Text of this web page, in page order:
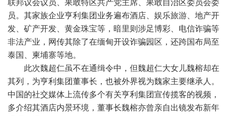
联邦议会议员、果敢特区共产党主席、果敢自治区委员会委
员。其家族企业亨利集团业务遍布酒店、娱乐旅游、地产开
发、矿产开发、黄金珠宝等，暗里则涉足博彩、电信诈骗等
非法产业，网传其除了在缅甸开设诈骗园区，还跨国布局至
泰国、柬埔寨等地。
此次魏超仁虽不在通缉令中，但魏超仁大女儿魏榕却在
其列，为亨利集团董事长，也被外界视为魏家主要继承人。
中国的社交媒体上流传多个有关亨利集团宣传揽客的视频，
多介绍其酒店内景环境，董事长魏榕亦曾亲自出镜发布新年